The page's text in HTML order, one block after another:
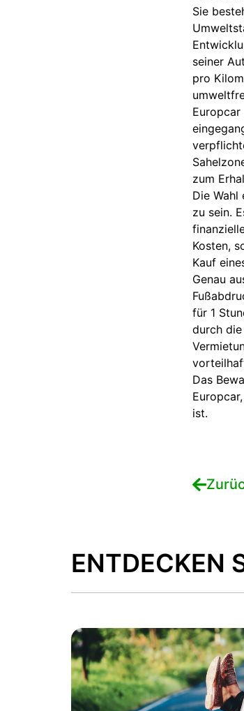
Sie
seiner
pro
zum
Die
zu sein.
Kosten,
Kauf
Genau
für 1
durch
Das
ist.
ENTDECKEN